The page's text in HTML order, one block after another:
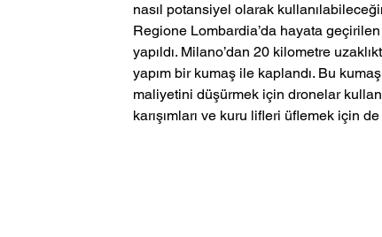
nasıl potansiyel olarak
Regione Lombardia’da hayata
yapıldı. Milano’dan 20 kilometre
yapım bir kumaş ile kaplandı. Bu
maliyetini düşürmek için dronelar
karışımları ve kuru lifleri üflemek için de